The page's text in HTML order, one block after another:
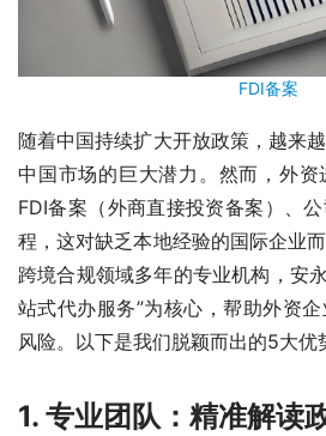
FDI备案
随着中国持续扩大开放政策，越来
中国市场的巨大潜力。然而，外
FDI备案（外商直接投资备案）、
程，这对缺乏本地经验的国际企业
跨境合规领域多年的专业机构，安
站式代办服务”为核心，帮助外资
风险。以下是我们脱颖而出的5大优
1. 专业团队：精准解读